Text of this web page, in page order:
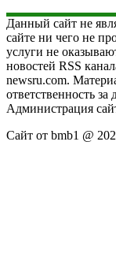
Данный сайт не
сайте ни чего не
услуги не
новостей RSS
newsru.com.
ответственность
Администрация
Сайт от bmb1 @